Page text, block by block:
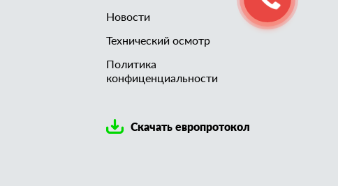
Новости
Технический осмотр
Политика
конфиценциальности
Скачать европротокол